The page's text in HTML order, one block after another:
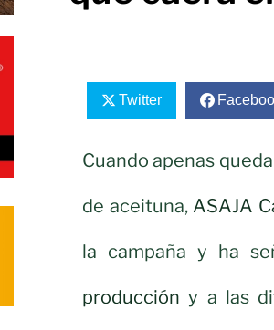
Twitter
Cuando apenas
de aceituna, ASAJA
la campaña y ha
producción y a las